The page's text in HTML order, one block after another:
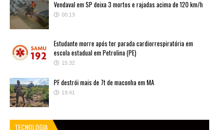
Vendaval em SP deixa 3 mortos e rajadas acima de 120 km/h
00:13
Estudante morre após ter parada cardiorrespiratória em
escola estadual em Petrolina (PE)
15:32
PF destrói mais de 7t de maconha em MA
19:41
TECNOLOGIA